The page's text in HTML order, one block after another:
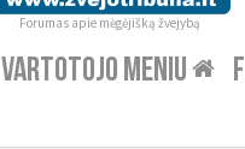
Forumas apie mėgėjišką žvejybą
VARTOTOJO MENIU